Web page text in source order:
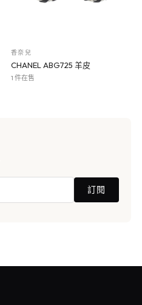
香奈兒
CHANEL ABG725 羊皮
1 件在售
訂閱